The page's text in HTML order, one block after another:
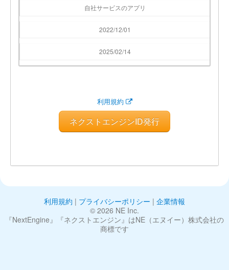
自社サービスのアプリ
2022/12/01
2025/02/14
利用規約
ネクストエンジンID発行
利用規約 | プライバシーポリシー | 企業情報
©︎ 2026 NE Inc.
『NextEngine』『ネクストエンジン』はNE（エヌイー）株式会社の
商標です